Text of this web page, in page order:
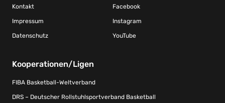
Kontakt
Impressum
Datenschutz
Facebook
Instagram
YouTube
Kooperationen/Ligen
FIBA Basketball-Weltverband
DRS – Deutscher Rollstuhlsportverband Basketball